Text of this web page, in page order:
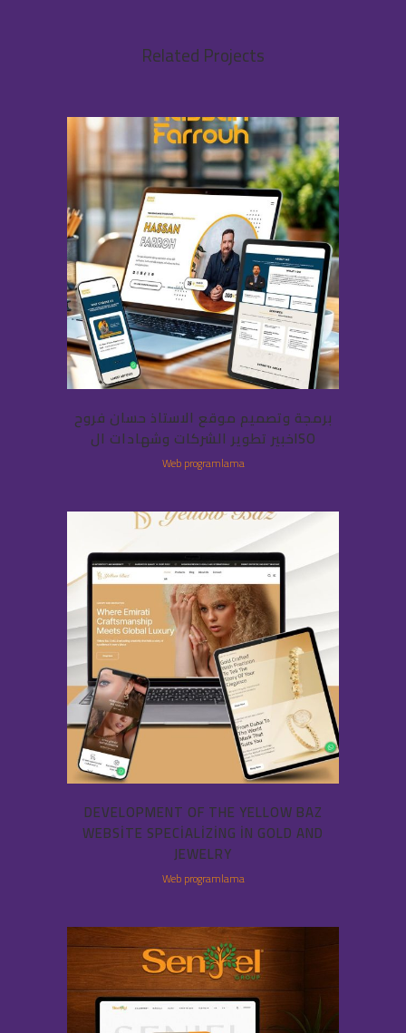
Related Projects
برمجة وتصميم موقع الاستاذ حسان فروح
خبير تطوير الشركات وشهادات الISO
Web programlama
DEVELOPMENT OF THE YELLOW BAZ
WEBSITE SPECIALIZING IN GOLD AND
JEWELRY
Web programlama